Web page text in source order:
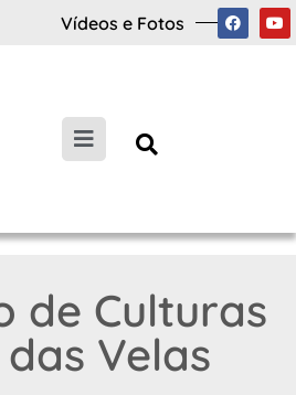
Vídeos e Fotos
de Culturas
Velas